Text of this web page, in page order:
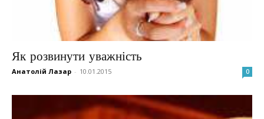
Як розвинути уважність
Анатолій Лазар - 10.01.2015 0